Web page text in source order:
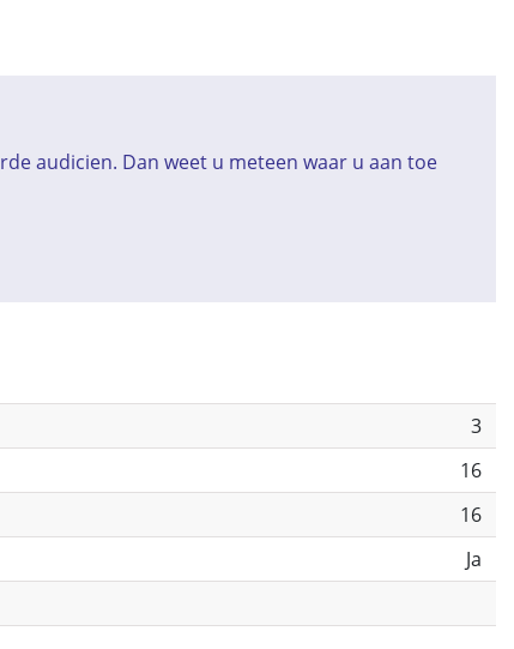
audicien. Dan weet u meteen waar u aan toe
3
16
16
Ja